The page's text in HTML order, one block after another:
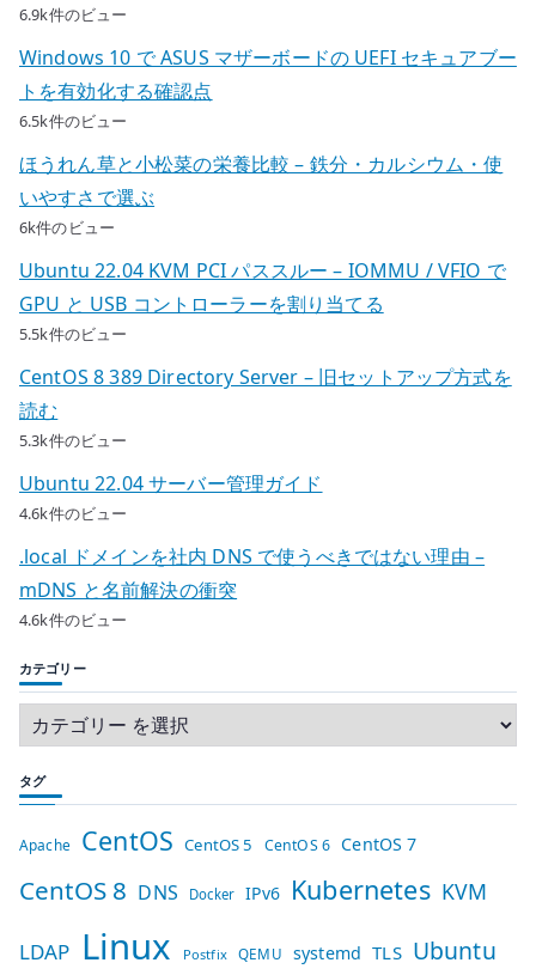
6.9k件のビュー
Windows 10 で ASUS マザーボードの UEFI セキュアブー
トを有効化する確認点
6.5k件のビュー
ほうれん草と小松菜の栄養比較 – 鉄分・カルシウム・使
いやすさで選ぶ
6k件のビュー
Ubuntu 22.04 KVM PCI パススルー – IOMMU / VFIO で
GPU と USB コントローラーを割り当てる
5.5k件のビュー
CentOS 8 389 Directory Server – 旧セットアップ方式を
読む
5.3k件のビュー
Ubuntu 22.04 サーバー管理ガイド
4.6k件のビュー
.local ドメインを社内 DNS で使うべきではない理由 –
mDNS と名前解決の衝突
4.6k件のビュー
カテゴリー
タグ
Apache CentOS CentOS 5 CentOS 6 CentOS 7
CentOS 8 DNS Docker IPv6 Kubernetes KVM
LDAP Linux Postfix QEMU systemd TLS Ubuntu